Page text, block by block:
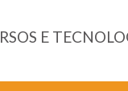
E